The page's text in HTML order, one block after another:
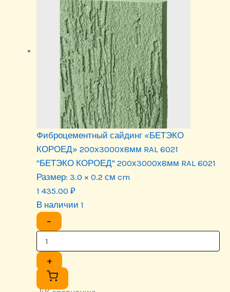
Фиброцементный сайдинг «БЕТЭКО
КОРОЕД» 200х3000х8мм RAL 6021
"БЕТЭКО КОРОЕД" 200х3000х8мм RAL 6021
Размер: 3.0 × 0.2 см cm
1 435.00 ₽
В наличии 1
−
+